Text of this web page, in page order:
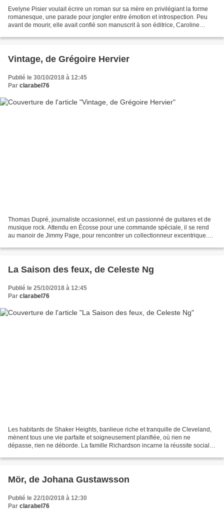
Evelyne Pisier voulait écrire un roman sur sa mère en privilégiant la forme
romanesque, une parade pour jongler entre émotion et introspection. Peu
avant de mourir, elle avait confié son manuscrit à son éditrice, Caroline
Vintage, de Grégoire Hervier
Publié le 30/10/2018 à 12:45
Par clarabel76
Thomas Dupré, journaliste occasionnel, est un passionné de guitares et de
musique rock. Attendu en Écosse pour une commande spéciale, il se rend
au manoir de Jimmy Page, pour rencontrer un collectionneur excentrique.
La Saison des feux, de Celeste Ng
Publié le 25/10/2018 à 12:45
Par clarabel76
Les habitants de Shaker Heights, banlieue riche et tranquille de Cleveland,
mènent tous une vie parfaite et soigneusement planifiée, où rien ne
dépasse, rien ne déborde. La famille Richardson incarne la réussite sociale
Mör, de Johana Gustawsson
Publié le 22/10/2018 à 12:30
Par clarabel76